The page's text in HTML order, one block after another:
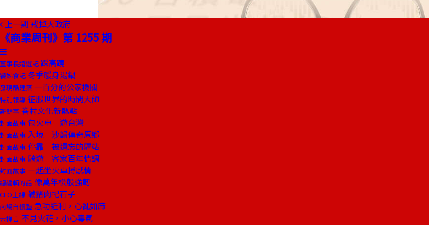
上一期 戒掉大政府
《商業周刊》第 1255 期
董事長嬉遊記 踩高蹺
饕姊食記 冬季暖身湯鍋
發現酷建築 一百分的公家機關
特別報導 征服世界的時間大師
新鮮事 眷村文化新熱點
封面故事 包火車 遊台灣
封面故事 入境 沙韻傳奇原鄉
封面故事 停靠 被遺忘的驛站
封面故事 騎遊 客家百年情調
封面故事 一起坐火車搏感情
總編輯的話 像萬年松般強韌
CEO上線 鹹豬肉配石子
商場自慢塾 急功近利，心亂如麻
去梯言 不見火花，小心毒氣